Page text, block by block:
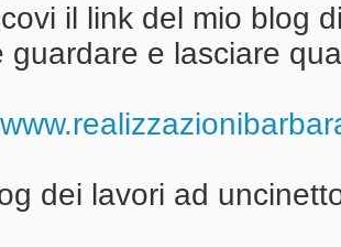
il link del mio blog
guardare e lasciare
dei lavori ad